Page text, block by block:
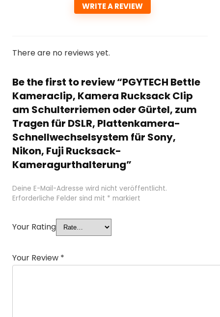
WRITE A REVIEW
There are no reviews yet.
Be the first to review “PGYTECH Bettle
Kameraclip, Kamera Rucksack Clip
am Schulterriemen oder Gürtel, zum
Tragen für DSLR, Plattenkamera-
Schnellwechselsystem für Sony,
Nikon, Fuji Rucksack-
Kameragurthalterung”
Deine E-Mail-Adresse wird nicht veröffentlicht.
Erforderliche Felder sind mit * markiert
Your Rating
Your Review *